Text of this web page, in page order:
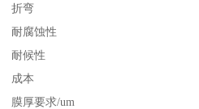
折弯
耐腐蚀性
耐候性
成本
膜厚要求/um